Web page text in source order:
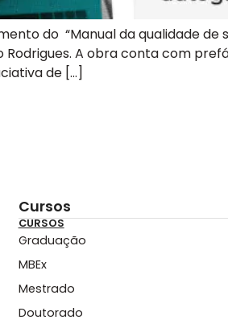
do “Manual da qualidade
A obra conta com
de […]
Cursos
CURSOS
Graduação
MBEx
Mestrado
Doutorado